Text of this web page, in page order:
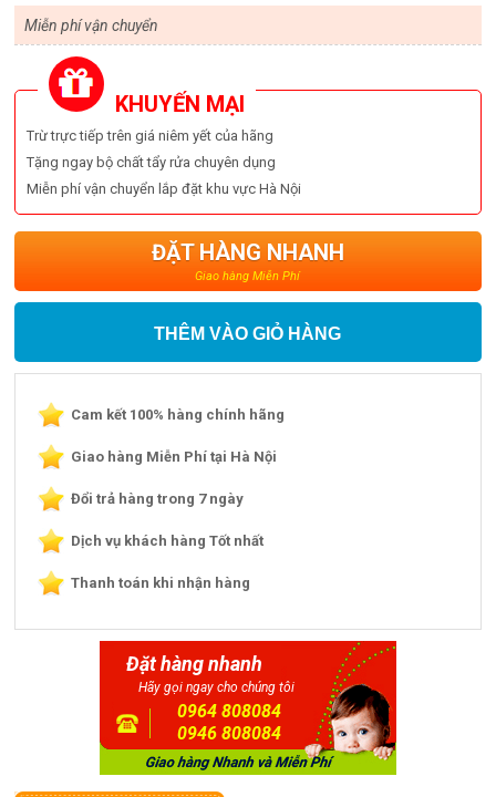
Miễn phí vận chuyển
KHUYẾN MẠI
Trừ trực tiếp trên giá niêm yết của hãng
Tặng ngay bộ chất tẩy rửa chuyên dụng
Miễn phí vận chuyển lắp đặt khu vực Hà Nội
ĐẶT HÀNG NHANH
Giao hàng Miễn Phí
THÊM VÀO GIỎ HÀNG
Cam kết 100% hàng chính hãng
Giao hàng Miễn Phí tại Hà Nội
Đổi trả hàng trong 7 ngày
Dịch vụ khách hàng Tốt nhất
Thanh toán khi nhận hàng
Đặt hàng nhanh
Hãy gọi ngay cho chúng tôi
0964 808084
0946 808084